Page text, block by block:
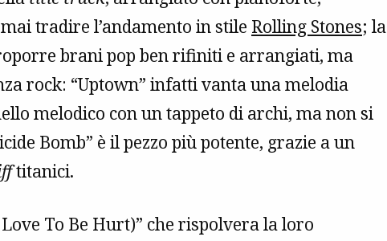
tradire l’andamento in stile Rolling Stones; la
brani pop ben rifiniti e arrangiati, ma
rock: “Uptown” infatti vanta una melodia
melodico con un tappeto di archi, ma non si
Bomb” è il pezzo più potente, grazie a un
titanici.
To Be Hurt)” che rispolvera la loro